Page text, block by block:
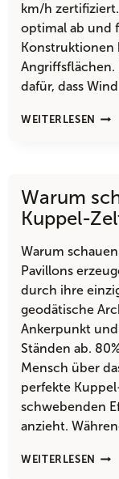
km/h
optimal ab und
Konstruktionen
Angriffsflächen.
dafür, dass
WEITERLESEN
HÄLT
BEI
Warum
Kuppel-
Warum
Pavillons
durch ihre
geodätische
Ankerpunkt
Ständen ab.
Mensch über
perfekte
schwebenden
anzieht.
WEITERLESEN